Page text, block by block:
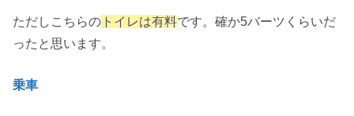
ただしこちらの トイレは有料です。確か5バーツくらいだ
ったと思います。
乗車